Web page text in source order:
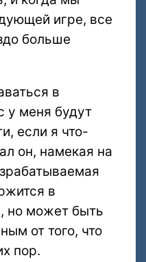
игре, все
больше
в
у меня будут
если я что-
он, намекая на
в
но может быть
от того, что
пор.